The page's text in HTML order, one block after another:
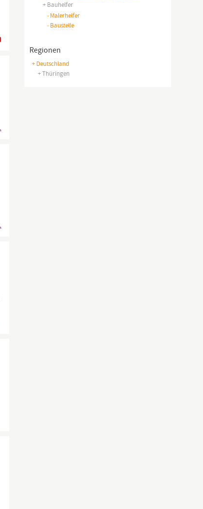
+ Bauhelfer
-Malerhelfer
-Baustelle
Regionen
+ Deutschland
+ Thüringen